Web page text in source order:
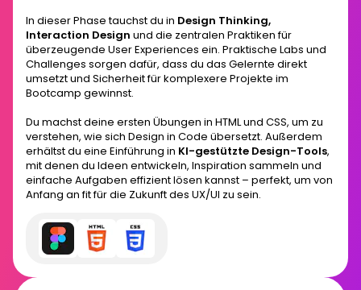
In dieser Phase tauchst du in Design Thinking,
Interaction Design und die zentralen Praktiken für
überzeugende User Experiences ein. Praktische Labs und
Challenges sorgen dafür, dass du das Gelernte direkt
umsetzt und Sicherheit für komplexere Projekte im
Bootcamp gewinnst.
Du machst deine ersten Übungen in HTML und CSS, um zu
verstehen, wie sich Design in Code übersetzt. Außerdem
erhältst du eine Einführung in KI-gestützte Design-Tools,
mit denen du Ideen entwickeln, Inspiration sammeln und
einfache Aufgaben effizient lösen kannst – perfekt, um von
Anfang an fit für die Zukunft des UX/UI zu sein.